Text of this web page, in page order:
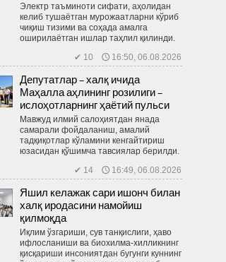
Электр таъминоти сифати, аҳолидан
келиб тушаётган мурожаатларни кўриб
чиқиш тизими ва соҳада амалга
оширилаётган ишлар таҳлил қилинди.
✔ 10 🕔 16:50, 06.08.2026
Депутатлар – халқ ичида
Маҳалла аҳлининг розилиги –
ислоҳотларнинг ҳаётий пульси
Мавжуд илмий салоҳиятдан янада
самарали фойдаланиш, амалий
тадқиқотлар кўламини кенгайтириш
юзасидан қўшимча тавсиялар берилди.
✔ 14 🕔 16:49, 06.08.2026
Яшил келажак сари ишонч билан
халқ иродасини намойиш
қилмоқда
Иқлим ўзгариши, сув танқислиги, ҳаво
ифлосланиши ва биохилма-хилликнинг
қисқариши инсониятдан бугунги куннинг